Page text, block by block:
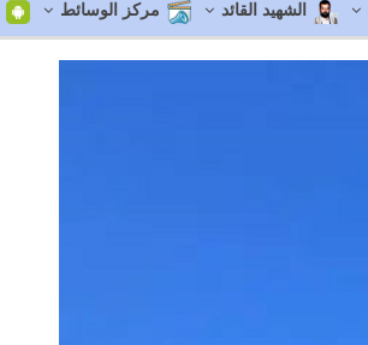
الشهيد القائد مركز الوسائط